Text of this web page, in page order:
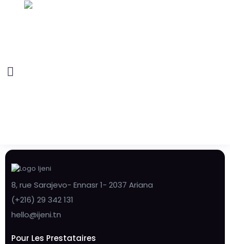
8, rue Sarajevo- Ennasr 1- 2037 Ariana
(+216) 29 342 131
hello@ijeni.tn
Pour Les Prestataires